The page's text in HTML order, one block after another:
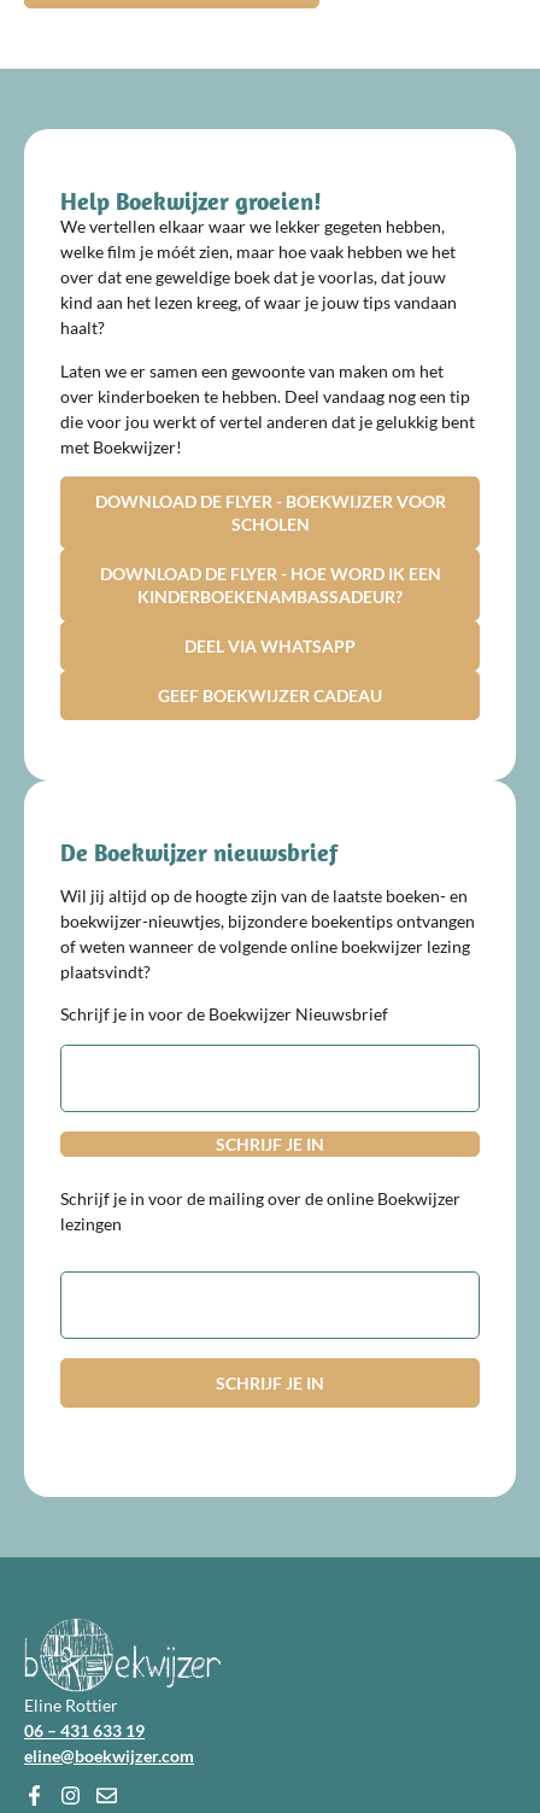
Help Boekwijzer groeien!
We vertellen elkaar waar we lekker gegeten hebben,
welke film je móét zien, maar hoe vaak hebben we het
over dat ene geweldige boek dat je voorlas, dat jouw
kind aan het lezen kreeg, of waar je jouw tips vandaan
haalt?
Laten we er samen een gewoonte van maken om het
over kinderboeken te hebben. Deel vandaag nog een tip
die voor jou werkt of vertel anderen dat je gelukkig bent
met Boekwijzer!
DOWNLOAD DE FLYER - BOEKWIJZER VOOR
SCHOLEN
DOWNLOAD DE FLYER - HOE WORD IK EEN
KINDERBOEKENAMBASSADEUR?
DEEL VIA WHATSAPP
GEEF BOEKWIJZER CADEAU
De Boekwijzer nieuwsbrief
Wil jij altijd op de hoogte zijn van de laatste boeken- en
boekwijzer-nieuwtjes, bijzondere boekentips ontvangen
of weten wanneer de volgende online boekwijzer lezing
plaatsvindt?
Schrijf je in voor de Boekwijzer Nieuwsbrief
E-
Schrijf je in voor de mailing over de online Boekwijzer
lezingen
E-
Eline Rottier
06 – 431 633 19
eline@boekwijzer.com